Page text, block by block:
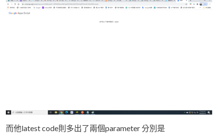
而他latest code則多出了兩個parameter 分別是